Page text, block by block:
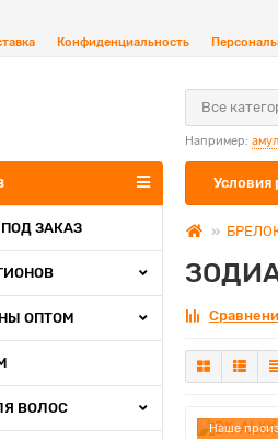
Конфиденциальность
Все
Например:
ЗАКАЗ
ОПТОМ
ВОЛОС
Условия
Наше